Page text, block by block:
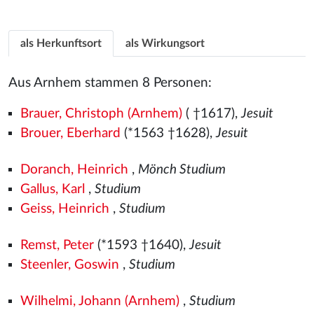
als Herkunftsort als Wirkungsort
Aus Arnhem stammen 8 Personen:
Brauer, Christoph (Arnhem)( †1617),Jesuit
Brouer, Eberhard (*1563 †1628),Jesuit
Doranch, Heinrich , Mönch Studium
Gallus, Karl , Studium
Geiss, Heinrich , Studium
Remst, Peter(*1593 †1640),Jesuit
Steenler, Goswin , Studium
Wilhelmi, Johann (Arnhem), Studium